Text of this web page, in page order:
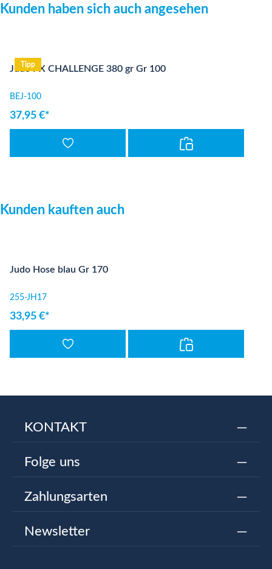
Produktgalerie überspringen
Kunden haben sich auch angesehen
Tipp
Judo PX CHALLENGE 380 gr Gr 100
BEJ-100
37,95 €*
Produktgalerie überspringen
Kunden kauften auch
Judo Hose blau Gr 170
255-JH17
33,95 €*
KONTAKT
Folge uns
Zahlungsarten
Newsletter